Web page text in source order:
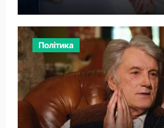
Політика